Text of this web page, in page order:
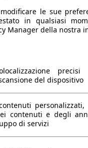
Automatico
trazione anteriore
4600 mm
1640 mm
1830 mm
2840 mm
2160 kg
-
5
modificare le sue
in qualsiasi
Manager della nostra
precisi
del dispositivo
contenuti e degli
di servizi